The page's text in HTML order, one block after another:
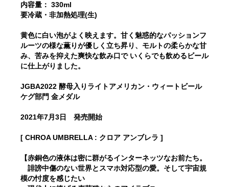
内容量： 330ml
要冷蔵・非加熱処理(生)
黄色に白い泡がよく映えます。甘く魅惑的なパッションフ
ルーツの様な薫りが優しく立ち昇り、モルトの柔らかな甘
み、苦みを抑えた爽快な飲み口で いくらでも飲めるビール
に仕上がりました。
JGBA2022 酵母入りライトアメリカン・ウィートビール
ケグ部門 金メダル
2021年7月3日 発売開始
[ CHROA UMBRELLA : クロア アンブレラ ]
【赤銅色の液体は密に群がるインターネッツなお前たち。
誹謗中傷のない世界とスマホ対応型の愛。そして宇宙規
模の忖度を感じたい